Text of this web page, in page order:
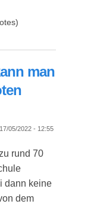
Essay?
man
05/2022 - 12:55
rund 70
dann keine
dem